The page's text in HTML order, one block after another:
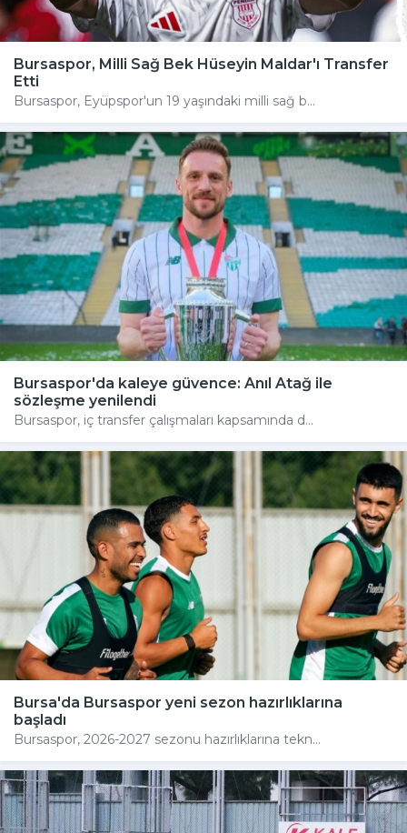
Bursaspor, Milli Sağ Bek Hüseyin Maldar'ı Transfer
Etti
Bursaspor, Eyüpspor'un 19 yaşındaki milli sağ b...
Bursaspor'da kaleye güvence: Anıl Atağ ile
sözleşme yenilendi
Bursaspor, iç transfer çalışmaları kapsamında d...
Bursa'da Bursaspor yeni sezon hazırlıklarına
başladı
Bursaspor, 2026-2027 sezonu hazırlıklarına tekn...